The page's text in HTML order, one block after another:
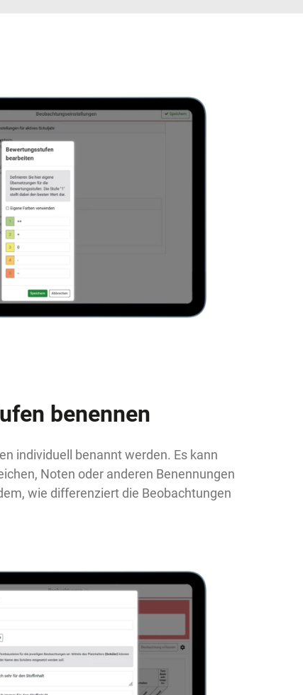
benennen
individuell benannt werden. Es kann
Noten oder anderen Benennungen
wie differenziert die Beobachtungen